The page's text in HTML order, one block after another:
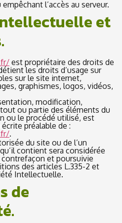
l’accès au serveur.
et
est propriétaire des droits de
les droits d’usage sur
sur le site internet,
graphismes, logos, vidéos,
modification,
ou partie des éléments du
ou le procédé utilisé, est
préalable de :
.
du site ou de l’un
contient sera considérée
et poursuivie
des articles L.335-2 et
Intellectuelle.
de